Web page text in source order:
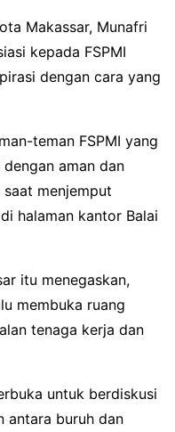
Makassar, Munafri
kepada FSPMI
dengan cara yang
teman FSPMI yang
aman dan
menjemput
halaman kantor Balai
itu menegaskan,
membuka ruang
tenaga kerja dan
untuk berdiskusi
antara buruh dan